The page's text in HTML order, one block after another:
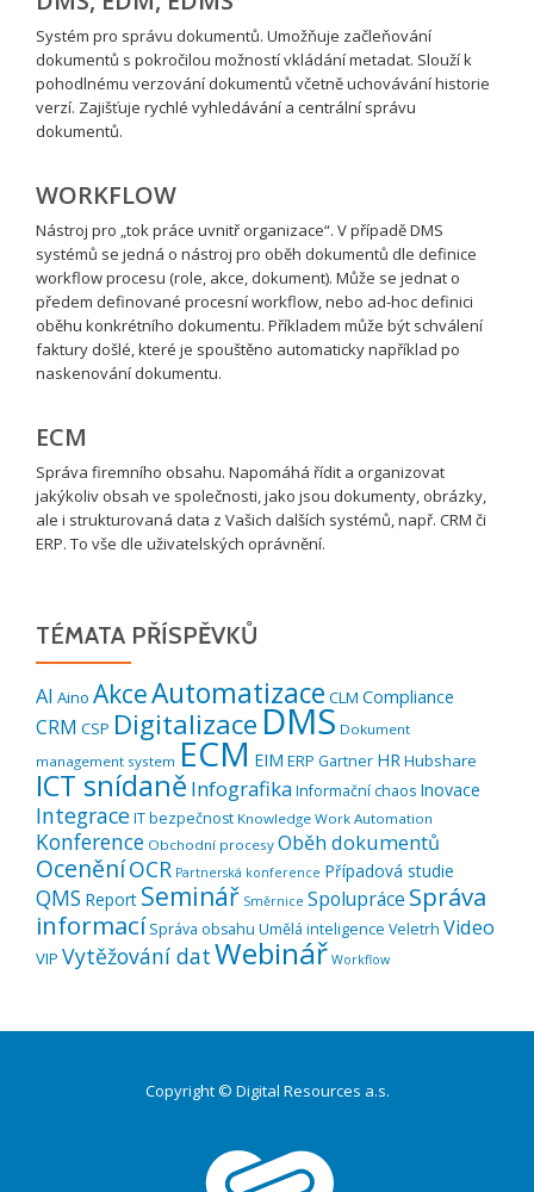
Systém pro správu dokumentů. Umožňuje začleňování
dokumentů s pokročilou možností vkládání metadat. Slouží k
pohodlnému verzování dokumentů včetně uchovávání historie
verzí. Zajišťuje rychlé vyhledávání a centrální správu
dokumentů.
WORKFLOW
Nástroj pro „tok práce uvnitř organizace“. V případě DMS
systémů se jedná o nástroj pro oběh dokumentů dle definice
workflow procesu (role, akce, dokument). Může se jednat o
předem definované procesní workflow, nebo ad-hoc definici
oběhu konkrétního dokumentu. Příkladem může být schválení
faktury došlé, které je spouštěno automaticky například po
naskenování dokumentu.
ECM
Správa firemního obsahu. Napomáhá řídit a organizovat
jakýkoliv obsah ve společnosti, jako jsou dokumenty, obrázky,
ale i strukturovaná data z Vašich dalších systémů, např. CRM či
ERP. To vše dle uživatelských oprávnění.
TÉMATA PŘÍSPĚVKŮ
AI Aino AkceAutomatizace CLM Compliance
CRM CSP Digitalizace DMS Dokument
management system ECM EIM ERP Gartner HR Hubshare
ICT snídaně InfografikaInformační chaos Inovace
IntegraceIT bezpečnost Knowledge Work Automation
Konference Obchodní procesy Oběh dokumentů
OceněníOCR Partnerská konference Případová studie
QMS Report Seminář Směrnice Spolupráce Správa
informací Správa obsahu Umělá inteligence Veletrh Video
VIP Vytěžování datWebinář Workflow
Copyright © Digital Resources a.s.